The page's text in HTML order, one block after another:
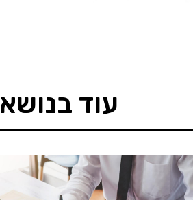
עוד בנושא